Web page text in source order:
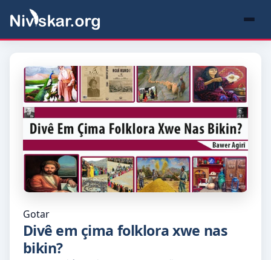
Gotar
Divê em çima folklora xwe nas
bikin?